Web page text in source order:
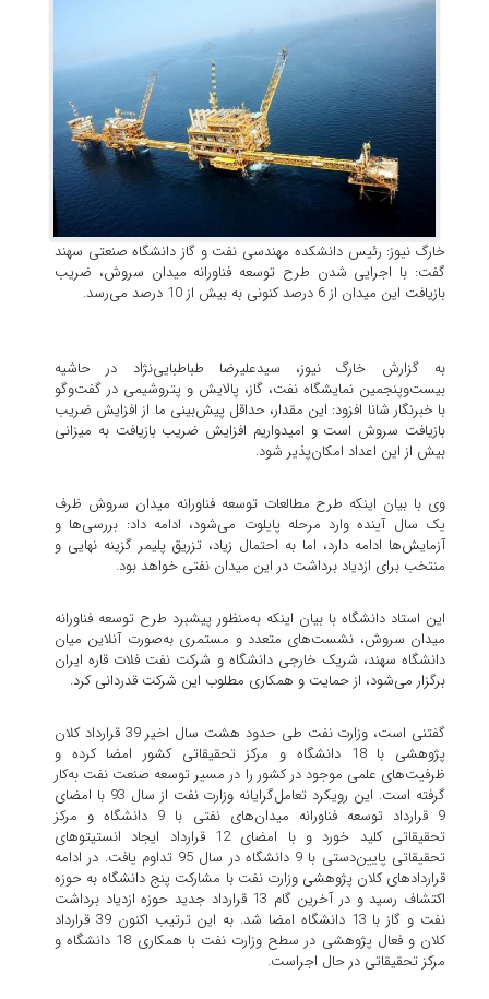
خارگ نیوز:‌ رئیس دانشکده مهندسی نفت و گاز دانشگاه صنعتی سهند
گفت: با اجرایی شدن طرح توسعه فناورانه میدان سروش، ضریب
بازیافت این میدان از 6 درصد کنونی به بیش از 10 درصد می‌رسد.
به گزارش خارگ نیوز، سیدعلیرضا طباطبایی‌نژاد در حاشیه
بیست‌وپنجمین نمایشگاه نفت، گاز، پالایش و پتروشیمی در گفت‌وگو
با خبرنگار شانا افزود: این مقدار، حداقل پیش‌بینی ما از افزایش ضریب
بازیافت سروش است و امیدواریم افزایش ضریب بازیافت به میزانی
بیش از این اعداد امکان‌پذیر شود.
وی با بیان اینکه طرح مطالعات توسعه فناورانه میدان سروش ظرف
یک سال آینده وارد مرحله پایلوت می‌شود، ادامه داد: بررسی‌ها و
آزمایش‌ها ادامه دارد، اما به احتمال زیاد، تزریق پلیمر گزینه نهایی و
منتخب برای ازدیاد برداشت در این میدان نفتی خواهد بود.
این استاد دانشگاه با بیان اینکه به‌منظور پیشبرد طرح توسعه فناورانه
میدان سروش، نشست‌های متعدد و مستمری به‌صورت آنلاین میان
دانشگاه سهند، شریک خارجی دانشگاه و شرکت نفت فلات قاره ایران
برگزار می‌شود، از حمایت و همکاری مطلوب این شرکت قدردانی کرد.
گفتنی است، وزارت نفت طی حدود هشت سال اخیر 39 قرارداد کلان
پژوهشی با 18 دانشگاه و مرکز تحقیقاتی کشور امضا کرده و
ظرفیت‌های علمی موجود در کشور را در مسیر توسعه صنعت نفت به‌کار
گرفته است. این رویکرد تعامل‌گرایانه وزارت نفت از سال 93 با امضای
9 قرارداد توسعه فناورانه میدان‌های نفتی با 9 دانشگاه و مرکز
تحقیقاتی کلید خورد و با امضای 12 قرارداد ایجاد انستیتوهای
تحقیقاتی پایین‌دستی با 9 دانشگاه در سال 95 تداوم یافت. در ادامه
قراردادهای کلان پژوهشی وزارت نفت با مشارکت پنج دانشگاه به حوزه
اکتشاف رسید و در آخرین گام 13 قرارداد جدید حوزه ازدیاد برداشت
نفت و گاز با 13 دانشگاه امضا شد. به این ترتیب اکنون 39 قرارداد
کلان و فعال پژوهشی در سطح وزارت نفت با همکاری 18 دانشگاه و
مرکز تحقیقاتی در حال اجراست.